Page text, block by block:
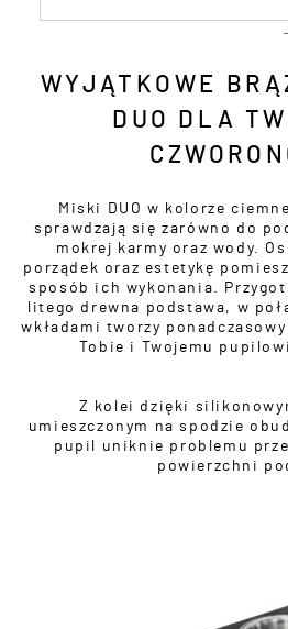
WYJĄTKOWE
DUO DLA
Miski DUO w kolorze
sprawdzają się zarówno do
mokrej karmy oraz wody.
porządek oraz estetykę
sposób ich wykonania.
litego drewna podstawa, w
wkładami tworzy
Tobie i Twojemu
Z kolei dzięki
umieszczonym na spodzie
pupil uniknie problemu
powierzchni